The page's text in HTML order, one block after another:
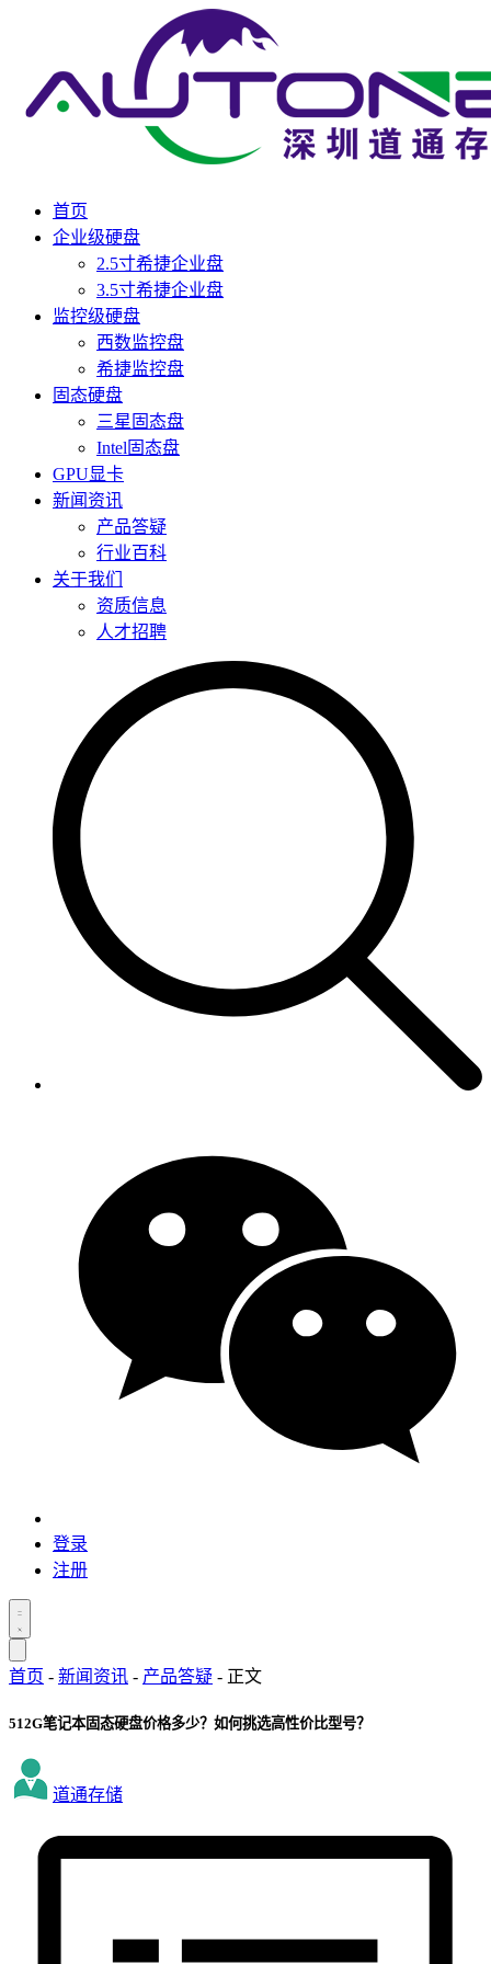
首页
企业级硬盘
2.5寸希捷企业盘
3.5寸希捷企业盘
监控级硬盘
西数监控盘
希捷监控盘
固态硬盘
三星固态盘
Intel固态盘
GPU显卡
新闻资讯
产品答疑
行业百科
关于我们
资质信息
人才招聘
登录
注册
首页 - 新闻资讯 - 产品答疑 - 正文
512G笔记本固态硬盘价格多少？如何挑选高性价比型号？
道通存储